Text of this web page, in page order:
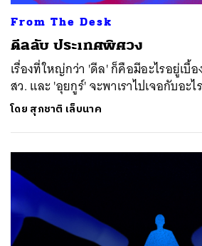
From The Desk
ดีลลับ ประเทศพิศวง
เรื่องที่ใหญ่กว่า 'ดีล' ก็คือมีอะไรอยู่เบื้
สว. และ 'อุยกูร์' จะพาเราไปเจอกับอะ
โดย สุภชาติ เล็บนาค